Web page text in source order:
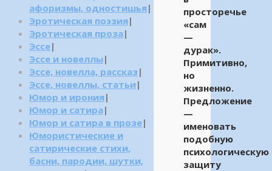
просторечье
«сам
—
дурак».
Примитивно,
но
жизненно.
Предложение
—
именовать
подобную
психологическую
защиту
афоризмы, одностишья |
Эротическая поэзия |
Эротическая проза |
Эссе|
Эссе и новеллы |
Эссе, новелла, рассказ |
Эссе, новеллы, статьи |
Юмор и ирония |
Юмор и сатира |
Юмор и сатира в прозе|
Юмористические и
сатирические стихи,
басни, пародии, шутки,